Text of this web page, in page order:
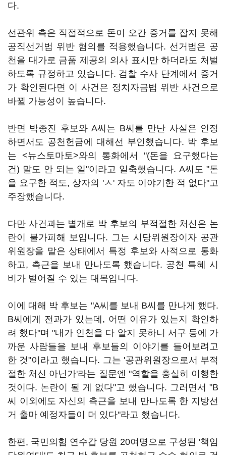
다.
선관위 측은 직접적으로 돈이 오간 증거를 잡지 못해
공직선거법 위반 혐의를 적용했습니다. 선거법은 공
천을 대가로 금품 제공의 의사 표시만 하더라도 처벌
하도록 규정하고 있습니다. 검찰 수사 단계에서 증거
가 확인된다면 이 사건은 정치자금법 위반 사건으로
바뀔 가능성이 높습니다.
반면 박종진 후보와 A씨는 B씨를 만난 사실은 인정
하면서도 공천헌금에 대해선 부인했습니다. 박 후보
는 <뉴스토마토>와의 통화에서 "(돈을 요구했다는
건) 말도 안 되는 일"이라고 일축했습니다. A씨도 "돈
을 요구한 적도, 상자의 'ㅅ' 자도 이야기한 적 없다"고
주장했습니다.
다만 사건과는 별개로 박 후보의 부적절한 처신은 논
란이 불가피해 보입니다. 그는 시당위원장이자 공관
위원장을 맡은 상태에서 특정 후보와 사적으로 통화
하고, 측근을 보내 만나도록 했습니다. 공천 특혜 시
비가 벌어질 수 있는 대목입니다.
이에 대해 박 후보는 "A씨를 보내 B씨를 만나게 했다.
B씨에게 전과가 있는데, 어떤 이유가 있는지 확인하
려 했다"며 "내가 인천을 다 알지 못하니 서구 등에 가
까운 사람들을 보내 후보들의 이야기를 들어보려고
한 것"이라고 했습니다. 그는 '공관위원장으로서 부적
절한 처신 아닌가'라는 질문엔 "역할을 충실히 이행한
것이다. 논란이 될 게 없다"고 했습니다. 그러면서 "B
씨 이외에도 자신의 측근을 보내 만나도록 한 지방선
거 출마 예정자들이 더 있다"라고 했습니다.
한편, 국민의힘 연수갑 당원 20여명으로 구성된 '책임